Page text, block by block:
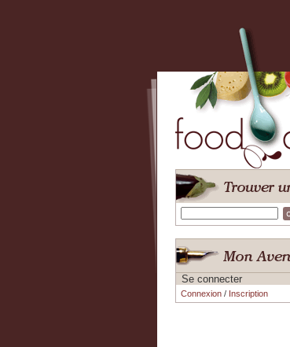
Se connecter
Connexion/ Inscription